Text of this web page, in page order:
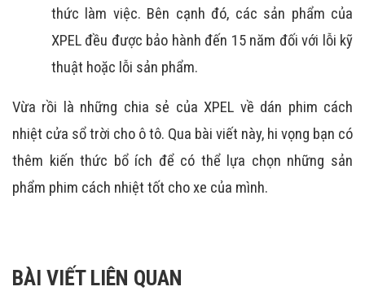
thức làm việc. Bên cạnh đó, các sản phẩm của
XPEL đều được bảo hành đến 15 năm đối với lỗi kỹ
thuật hoặc lỗi sản phẩm.
Vừa rồi là những chia sẻ của XPEL về dán phim cách
nhiệt cửa sổ trời cho ô tô. Qua bài viết này, hi vọng bạn có
thêm kiến thức bổ ích để có thể lựa chọn những sản
phẩm phim cách nhiệt tốt cho xe của mình.
BÀI VIẾT LIÊN QUAN